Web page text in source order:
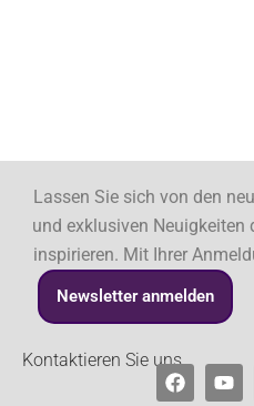
Lassen Sie sich von den
und exklusiven Neuigkeiten
inspirieren. Mit Ihrer
Newsletter anmelden
Kontaktieren Sie uns